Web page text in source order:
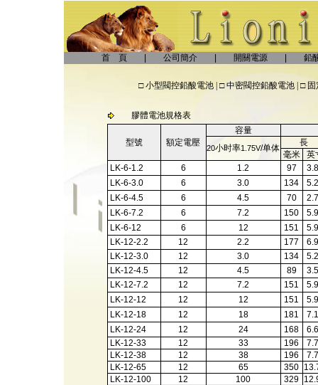
首 頁 | 公司簡介 | 開關電源 | 鉛酸
□ 小型閥控鉛酸電池|□ 中密閥控鉛酸電池| □
膠體電池規格表
型號 額定電壓
容量
20小时率1.75V/单体
長
毫米
英
LK-6-1.2
6 1.2 97
LK-6-3.0
6 3.0 134
LK-6-4.5
6 4.5 70
LK-6-7.2
6 7.2 150
LK-6-12
6 12 151
LK-12-2.2
12 2.2 177
LK-12-3.0
12 3.0 134
LK-12-4.5
12 4.5 89
LK-12-7.2
12 7.2 151
LK-12-12
12 12 151
LK-12-18
12 18 181
LK-12-24
12 24 168
LK-12-33
12 33 196
LK-12-38
12 38 196
LK-12-65
12 65 350
LK-12-100
12 100 329